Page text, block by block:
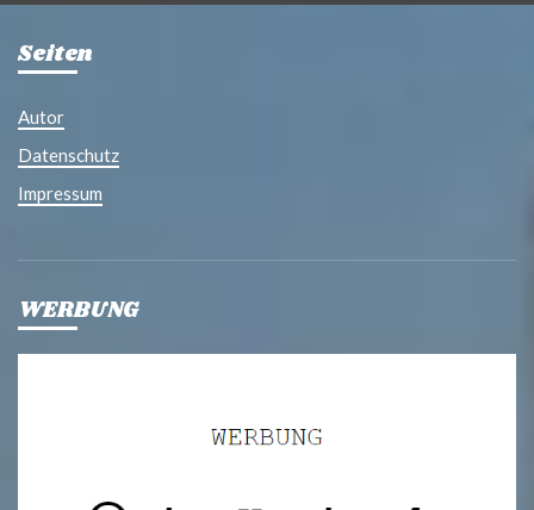
Seiten
Autor
Datenschutz
Impressum
WERBUNG